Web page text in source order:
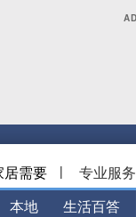
居需要 | 专业服务
本地 生活百答